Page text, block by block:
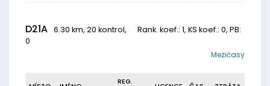
D21A 6.30 km, 20 kontrol, Rank. koef.: 1, KS koef.: 0, PB:
0
Mezičasy
REG.